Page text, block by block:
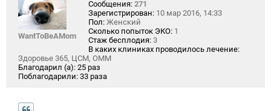
WantToBeAMom
Сообщения: 271
Зарегистрирован: 10 мар 2016, 14:33
Пол: Женский
Сколько попыток ЭКО: 1
Стаж бесплодия: 3
В каких клиниках проводилось лечение:
Здоровье 365, ЦСМ, ОММ
Благодарил (а): 25 раз
Поблагодарили: 33 раза